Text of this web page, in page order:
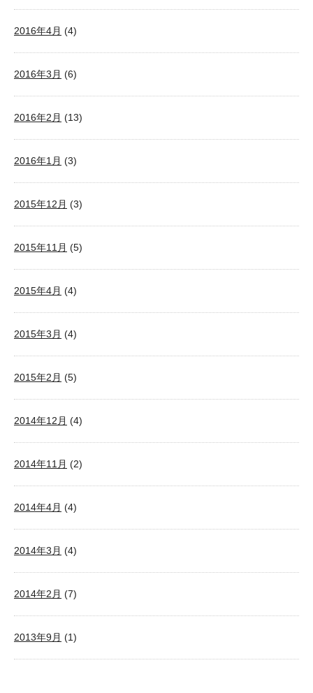
2016年4月 (4)
2016年3月 (6)
2016年2月 (13)
2016年1月 (3)
2015年12月 (3)
2015年11月 (5)
2015年4月 (4)
2015年3月 (4)
2015年2月 (5)
2014年12月 (4)
2014年11月 (2)
2014年4月 (4)
2014年3月 (4)
2014年2月 (7)
2013年9月 (1)